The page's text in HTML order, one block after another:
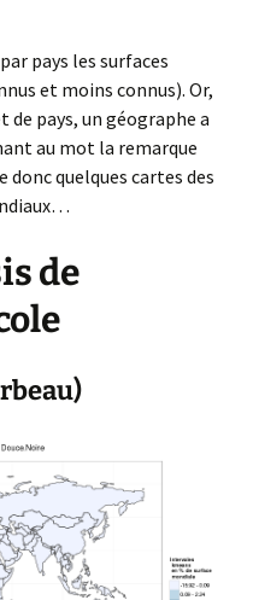
pays les surfaces
et moins connus). Or,
pays, un géographe a
au mot la remarque
donc quelques cartes des
de